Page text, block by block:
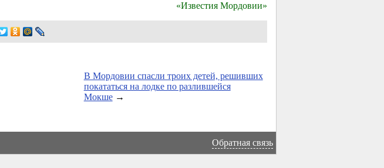
«Известия Мордовии»
В Мордовии спасли троих детей, решивших
покататься на лодке по разлившейся
Мокше→
Обратная связь